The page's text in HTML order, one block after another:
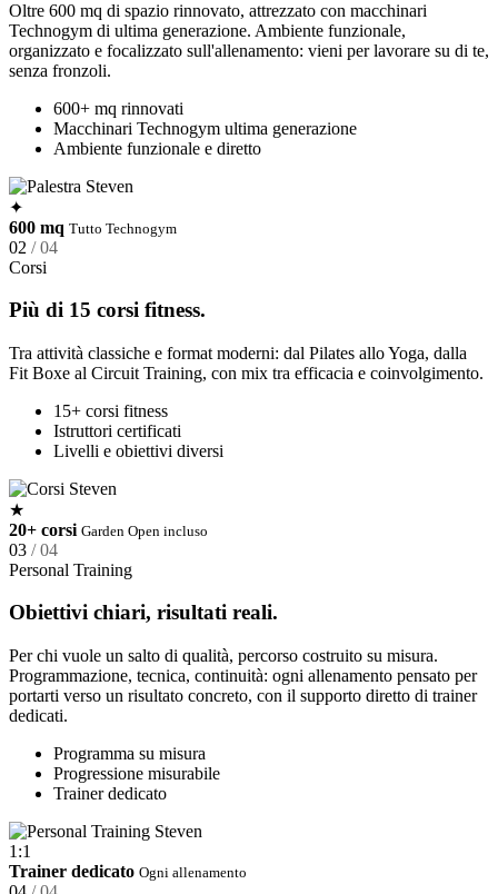
Oltre 600 mq di spazio rinnovato, attrezzato con macchinari
Technogym di ultima generazione. Ambiente funzionale,
organizzato e focalizzato sull'allenamento: vieni per lavorare su di te,
senza fronzoli.
600+ mq rinnovati
Macchinari Technogym ultima generazione
Ambiente funzionale e diretto
✦
600 mq Tutto Technogym
02 / 04
Corsi
Più di 15 corsi fitness.
Tra attività classiche e format moderni: dal Pilates allo Yoga, dalla
Fit Boxe al Circuit Training, con mix tra efficacia e coinvolgimento.
15+ corsi fitness
Istruttori certificati
Livelli e obiettivi diversi
★
20+ corsi Garden Open incluso
03 / 04
Personal Training
Obiettivi chiari, risultati reali.
Per chi vuole un salto di qualità, percorso costruito su misura.
Programmazione, tecnica, continuità: ogni allenamento pensato per
portarti verso un risultato concreto, con il supporto diretto di trainer
dedicati.
Programma su misura
Progressione misurabile
Trainer dedicato
1:1
Trainer dedicato Ogni allenamento